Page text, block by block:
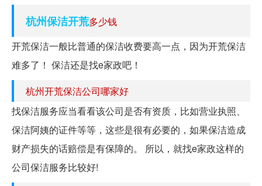
杭州保洁开荒多少钱
开荒保洁一般比普通的保洁收费要高一点，因为开荒保洁
难多了！ 保洁还是找e家政吧！
杭州开荒保洁公司哪家好
找保洁服务应当看看该公司是否有资质，比如营业执照、
保洁阿姨的证件等等，这些是很有必要的，如果保洁造成
财产损失的话赔偿是有保障的。 所以，就找e家政这样的
公司保洁服务比较好!